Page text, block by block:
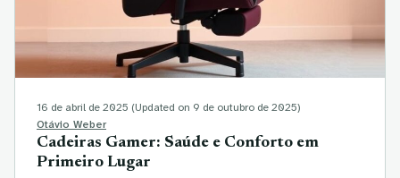
16 de abril de 2025 (Updated on 9 de outubro de 2025)
Otávio Weber
Cadeiras Gamer: Saúde e Conforto em
Primeiro Lugar